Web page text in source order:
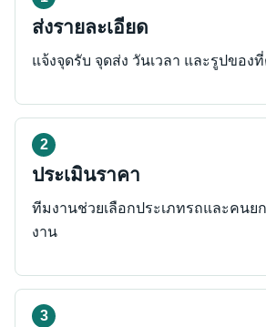
ส่งรายละเอียด
แจ้งจุดรับ จุดส่ง วันเวลา และรูปของ
ประเมินราคา
ทีมงานช่วยเลือกประเภทรถและคน
งาน